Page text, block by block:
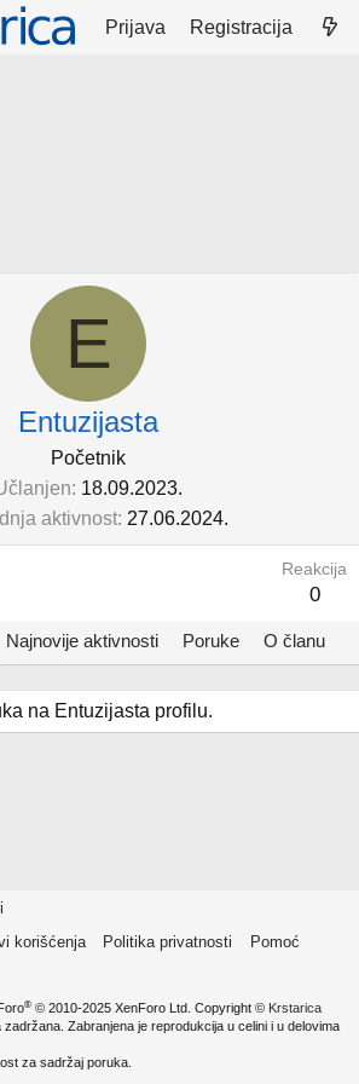
Prijava Registracija
E
Entuzijasta
Početnik
18.09.2023.
aktivnost 27.06.2024.
Reakcija
0
Najnovije aktivnosti Poruke O članu
na Entuzijasta profilu.
korišćenja Politika privatnosti
Pomoć
® © 2010-2025 XenForo Ltd. Copyright © Krstarica
Zabranjena je reprodukcija u celini i u delovima
za sadržaj poruka.